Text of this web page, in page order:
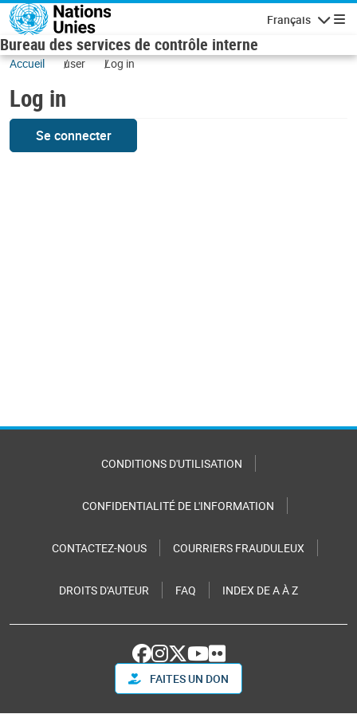
Skip to main content
Français
Bureau des services de contrôle interne
Accueil user Log in
Log in
Se connecter
CONDITIONS D'UTILISATION
CONFIDENTIALITÉ DE L'INFORMATION
CONTACTEZ-NOUS COURRIERS FRAUDULEUX
DROITS D'AUTEUR FAQ INDEX DE A À Z
FAITES UN DON